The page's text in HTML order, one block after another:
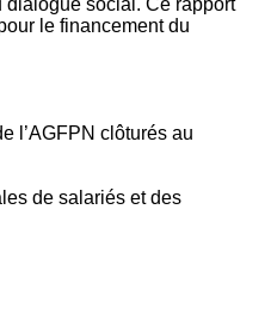
dialogue social. Ce rapport
le financement du
l’AGFPN clôturés au
de salariés et des